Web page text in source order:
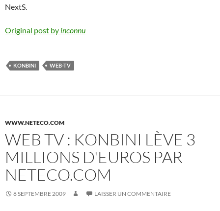
NextS.
Original post by inconnu
KONBINI WEB-TV
WWW.NETECO.COM
WEB TV : KONBINI LÈVE 3
MILLIONS D'EUROS PAR
NETECO.COM
8 SEPTEMBRE 2009 LAISSER UN COMMENTAIRE